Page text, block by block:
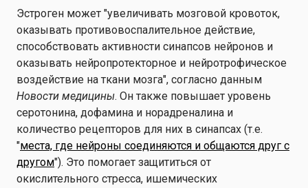
Эстроген может "увеличивать мозговой кровоток,
оказывать противовоспалительное действие,
способствовать активности синапсов нейронов и
оказывать нейропротекторное и нейротрофическое
воздействие на ткани мозга", согласно данным
Новости медицины. Он также повышает уровень
серотонина, дофамина и норадреналина и
количество рецепторов для них в синапсах (т.е.
"места, где нейроны соединяются и общаются друг с
другом"). Это помогает защититься от
окислительного стресса, ишемических